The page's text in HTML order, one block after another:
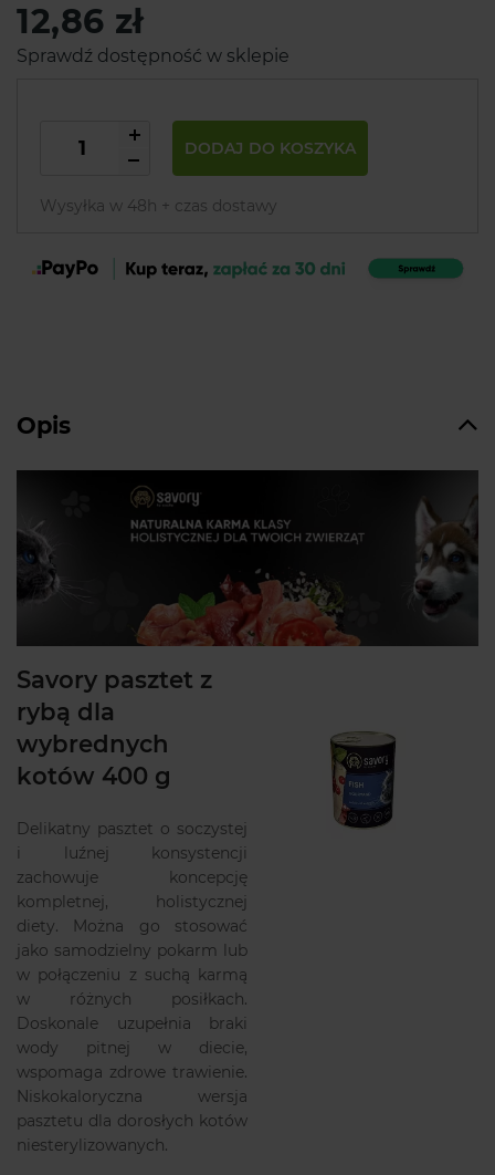
12,86 zł
Sprawdź dostępność w sklepie
DODAJ DO KOSZYKA
Wysyłka w 48h + czas dostawy
Opis
Savory pasztet z
rybą dla
wybrednych
kotów 400 g
Delikatny pasztet o soczystej
i luźnej konsystencji
zachowuje koncepcję
kompletnej, holistycznej
diety. Można go stosować
jako samodzielny pokarm lub
w połączeniu z suchą karmą
w różnych posiłkach.
Doskonale uzupełnia braki
wody pitnej w diecie,
wspomaga zdrowe trawienie.
Niskokaloryczna wersja
pasztetu dla dorosłych kotów
niesterylizowanych.